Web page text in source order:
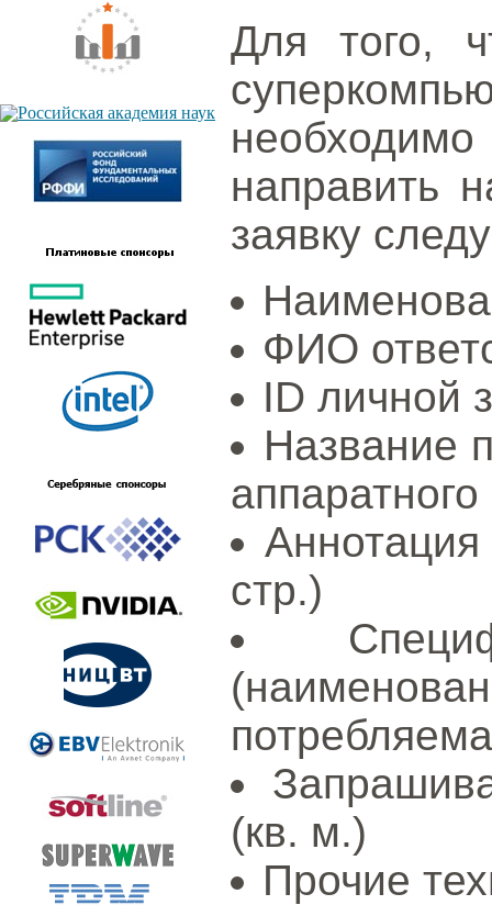
Для того,
направить
заявку
ФИО
ID личной
Название
стр.)
(кв. м.)
Прочие